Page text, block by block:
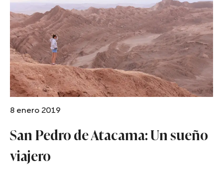
8 enero 2019
San Pedro de Atacama: Un sueño
viajero